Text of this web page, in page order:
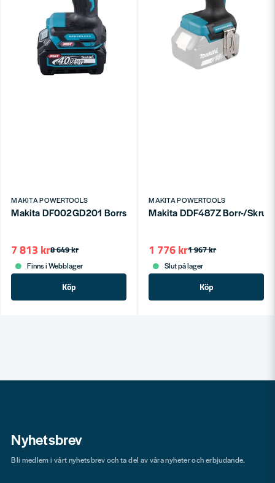
MAKITA POWERTOOLS
Makita DF002GD201 Borrskruvdragare XGT® 40V 64/30Nm
8 649 kr
7 813 kr
Finns i Webblager
Köp
MAKITA POWERTOOLS
Makita DDF487Z Borr-/
1 967 kr
1 776 kr
Slut på lager
Köp
Nyhetsbrev
Bli medlem i vårt nyhetsbrev och ta del av våra nyheter och erbjudande.